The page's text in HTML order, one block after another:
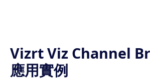
Vizrt Viz Channel
應用實例